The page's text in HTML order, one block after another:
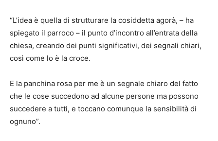
“L’idea è quella di strutturare la cosiddetta agorà, – ha
spiegato il parroco – il punto d’incontro all’entrata della
chiesa, creando dei punti significativi, dei segnali chiari,
così come lo è la croce.
E la panchina rosa per me è un segnale chiaro del fatto
che le cose succedono ad alcune persone ma possono
succedere a tutti, e toccano comunque la sensibilità di
ognuno”.